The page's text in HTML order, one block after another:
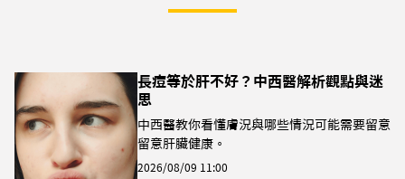
長痘等於肝不好？中西醫解析觀點與迷
思
中西醫教你看懂膚況與哪些情況可能需要留意
留意肝臟健康。
2026/08/09 11:00